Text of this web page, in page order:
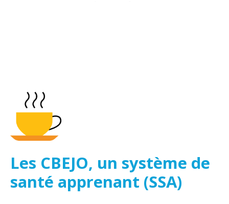
Les CBEJO, un système de
santé apprenant (SSA)